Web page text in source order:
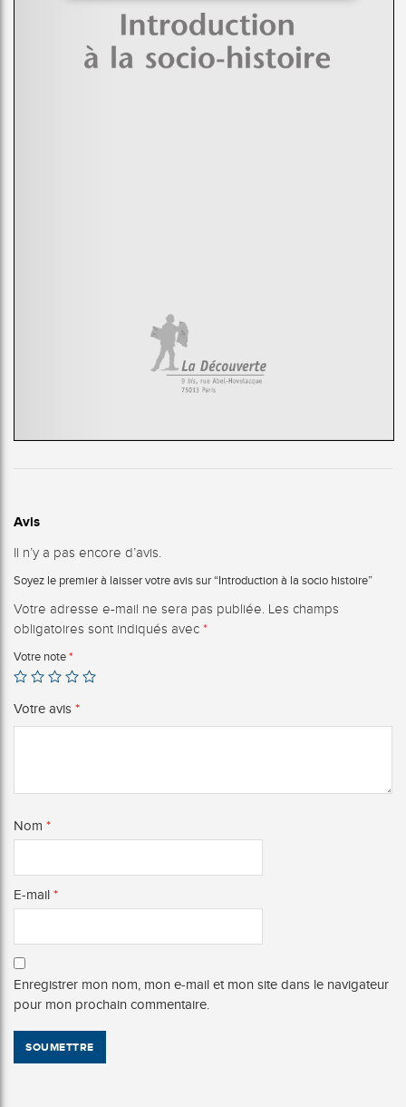
Avis
Il n’y a pas encore d’avis.
Soyez le premier à laisser votre avis sur “Introduction à la socio histoire”
Votre adresse e-mail ne sera pas publiée. Les champs
obligatoires sont indiqués avec *
Votre note *
Votre avis *
Nom *
E-mail *
Enregistrer mon nom, mon e-mail et mon site dans le navigateur
pour mon prochain commentaire.